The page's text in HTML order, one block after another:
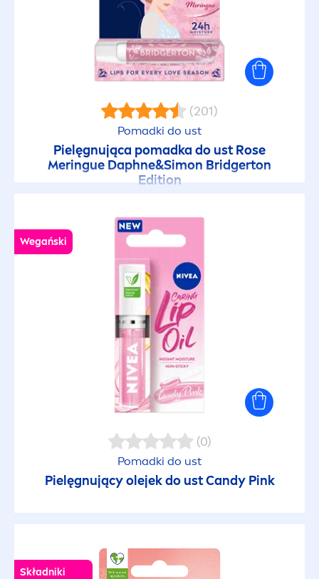
(201)
Pomadki do ust
Pielęgnująca pomadka do ustRose
Meringue Daphne&Simon Bridgerton
Edition
Wegański
(0)
Pomadki do ust
Pielęgnujący olejek do ust Candy Pink
Składniki